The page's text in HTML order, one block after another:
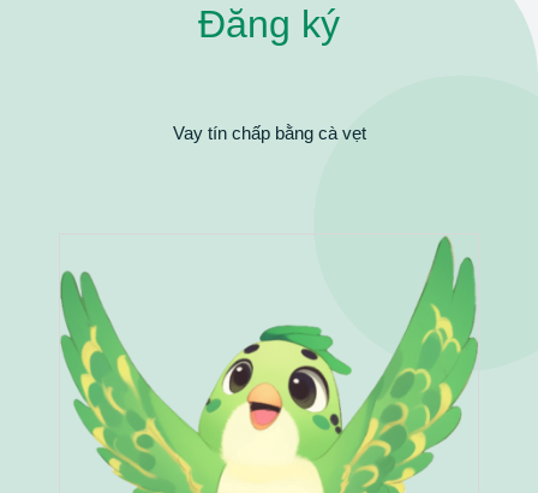
Đăng ký
Vay tín chấp bằng cà vẹt